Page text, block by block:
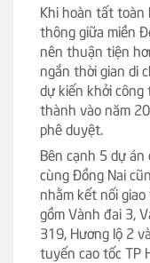
Khi hoàn tất toàn
thông giữa miền
nên thuận tiện
ngắn thời gian di
dự kiến khởi
thành vào năm
phê duyệt.
Bên cạnh 5 dự án
cùng Đồng Nai
nhằm kết nối
gồm Vành đai 3,
319, Hương lộ 2
tuyến cao tốc TP